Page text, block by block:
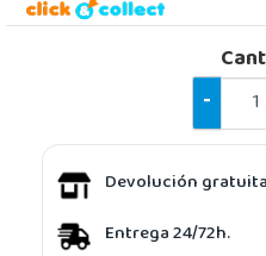
-
Devolución
Entrega 24/72h.